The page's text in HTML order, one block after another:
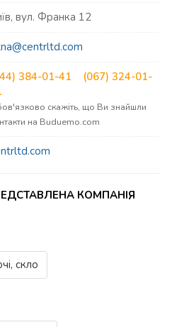
вул. Франка 12
384-01-41
(067) 324-01-
скажіть, що Ви знайшли
на Buduemo.com
КОМПАНІЯ
скло